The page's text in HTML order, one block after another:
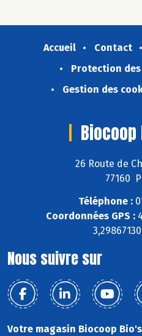
Accueil Contact
Protection
Gestion des
26 Route de
77160
Téléphone :
Coordonnées GPS :
Nous suivre sur
Votre magasin Biocoop